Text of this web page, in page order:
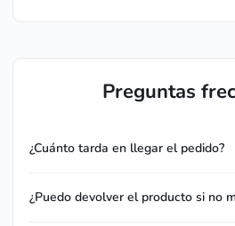
Preguntas
¿Cuánto tarda en llegar el pedido?
¿Puedo devolver el producto si no